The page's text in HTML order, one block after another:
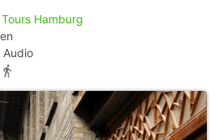
Hamburg
directions_walk